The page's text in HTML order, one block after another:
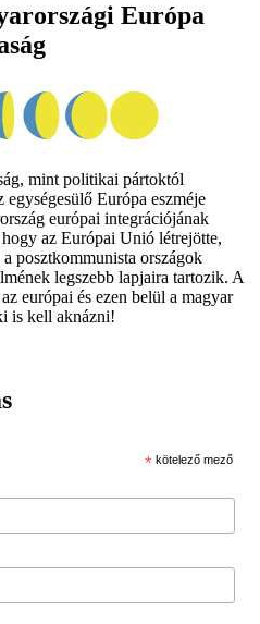
Európa
mint politikai pártoktól
Európa eszméje
európai integrációjának
az Európai Unió létrejötte,
posztkommunista országok
legszebb lapjaira tartozik. A
európai és ezen belül a magyar
is kell aknázni!
* kötelező mező